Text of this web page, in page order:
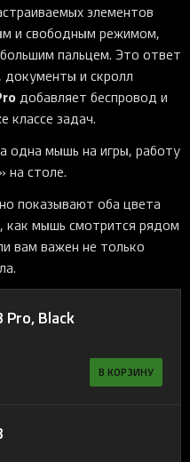
элементов
и свободным режимом,
пальцем. Это ответ
и скролл
добавляет беспровод и
классе задач.
одна мышь на игры, работу
на столе.
показывают оба цвета
мышь смотрится рядом
вам важен не только
Pro, Black
В КОРЗИНУ